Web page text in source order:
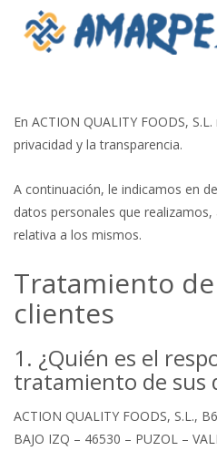
En ACTION QUALITY FOODS,
privacidad y la transparencia.
A continuación, le indicamos en
datos personales que
relativa a los mismos.
Tratamiento
clientes
1. ¿Quién es el
tratamiento de sus
ACTION QUALITY FOODS, S.L.,
BAJO IZQ – 46530 – PUZOL –